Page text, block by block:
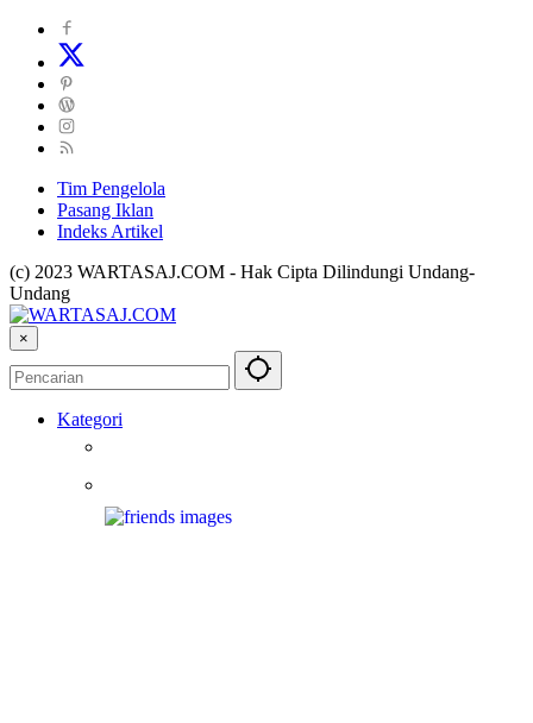
Tim Pengelola
Pasang Iklan
Indeks Artikel
(c) 2023 WARTASAJ.COM - Hak Cipta Dilindungi Undang-
Undang
×
Kategori